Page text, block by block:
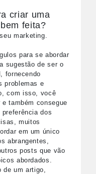
criar uma
feita?
marketing.
para se abordar
sugestão de ser o
fornecendo
problemas e
com isso, você
também consegue
dos
muitos
em um único
abrangentes,
posts que vão
abordados.
um artigo,